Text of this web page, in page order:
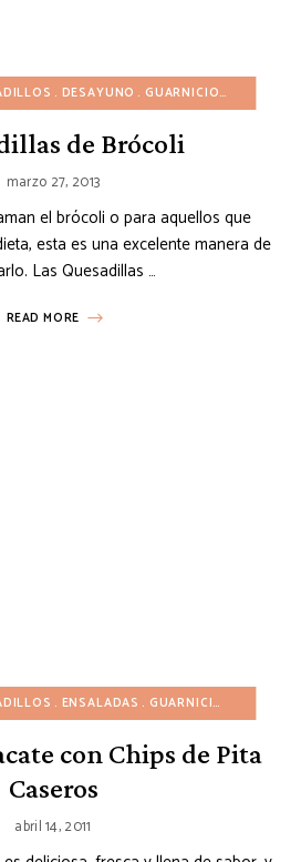
DESAYUNO GUARNICIONES
de Brócoli
marzo 27, 2013
el brócoli o para aquellos que
esta es una excelente manera de
Las Quesadillas …
READ MORE
ENSALADAS GUARNICIONES
con Chips de Pita
Caseros
abril 14, 2011